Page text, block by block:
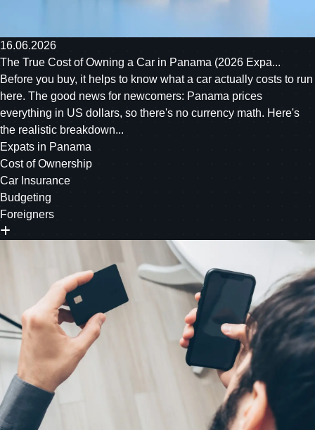
16.06.2026
The True Cost of Owning a Car in Panama (2026 Expa...
Before you buy, it helps to know what a car actually costs to run
here. The good news for newcomers: Panama prices
everything in US dollars, so there's no currency math. Here's
the realistic breakdown...
Expats in Panama
Cost of Ownership
Car Insurance
Budgeting
Foreigners